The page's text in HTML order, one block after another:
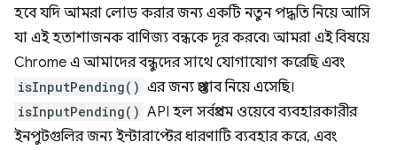
হবে যদি আমরা লোড করার জন্য একটি নতুন পদ্ধতি নিয়ে আসি
যা এই হতাশাজনক বাণিজ্য বন্ধকে দূর করবে৷ আমরা এই বিষয়ে
Chrome এ আমাদের বন্ধুদের সাথে যোগাযোগ করেছি এবং
isInputPending() এর জন্য প্রস্তাব নিয়ে এসেছি।
isInputPending() API হল সর্বপ্রথম ওয়েবে ব্যবহারকারীর
ইনপুটগুলির জন্য ইন্টারাপ্টের ধারণাটি ব্যবহার করে, এবং